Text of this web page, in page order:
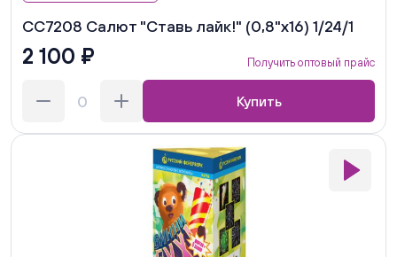
СС7208 Салют "Ставь лайк!" (0,8"х16) 1/24/1
2 100 ₽ Получить оптовый прайс
Купить